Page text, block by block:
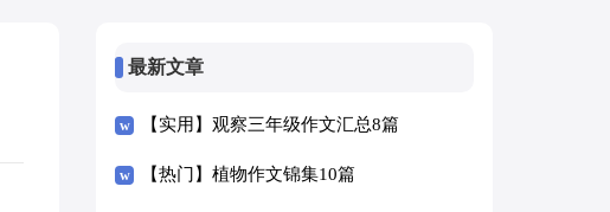
最新文章
【实用】观察三年级作文汇总8篇
【热门】植物作文锦集10篇